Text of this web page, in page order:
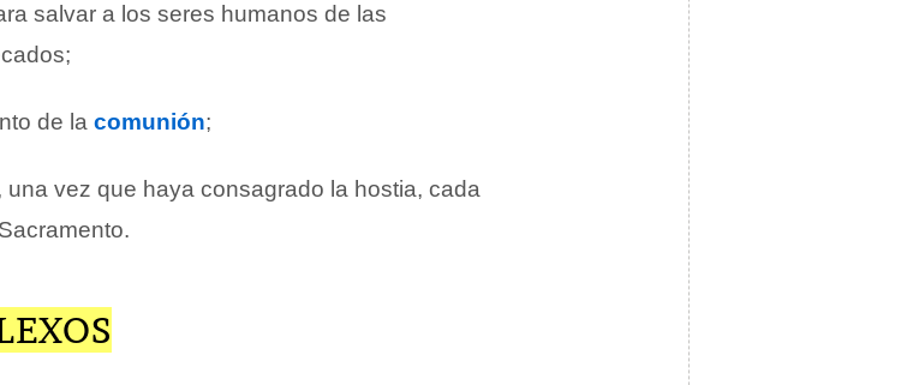
salvar a los seres humanos de las
de la comunión;
vez que haya consagrado la hostia, cada